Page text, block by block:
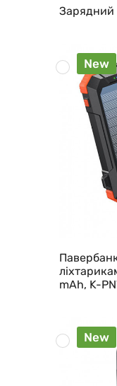
Зарядний
New
mAh, K-
New